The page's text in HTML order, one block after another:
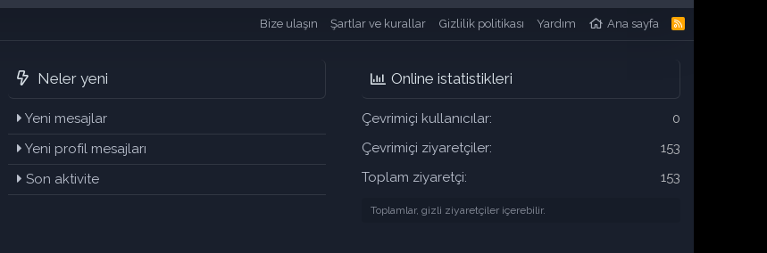
Bize ulaşın Şartlar ve kurallar Gizlilik politikası Yardım Ana sayfa
R
Neler yeni
Yeni mesajlar
Yeni profil mesajları
Son aktivite
Online istatistikleri
Çevrimiçi kullanıcılar
0
Çevrimiçi ziyaretçiler
153
Toplam ziyaretçi
153
Toplamlar, gizli ziyaretçiler içerebilir.